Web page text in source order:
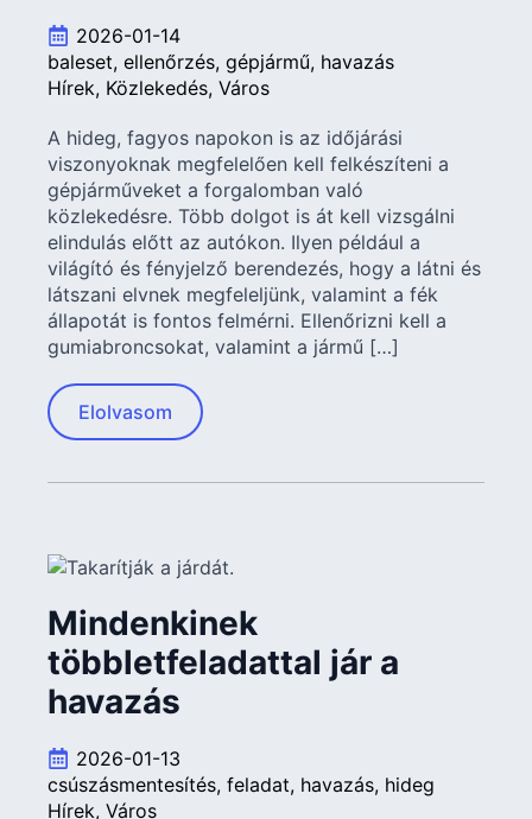
2026-01-14
baleset ellenőrzés gépjármű havazás
Hírek Közlekedés Város
A hideg, fagyos napokon is az időjárási
viszonyoknak megfelelően kell felkészíteni a
gépjárműveket a forgalomban való
közlekedésre. Több dolgot is át kell vizsgálni
elindulás előtt az autókon. Ilyen például a
világító és fényjelző berendezés, hogy a látni és
látszani elvnek megfeleljünk, valamint a fék
állapotát is fontos felmérni. Ellenőrizni kell a
gumiabroncsokat, valamint a jármű […]
Elolvasom
Mindenkinek
többletfeladattal jár a
havazás
2026-01-13
csúszásmentesítés feladat havazás hideg
Hírek Város